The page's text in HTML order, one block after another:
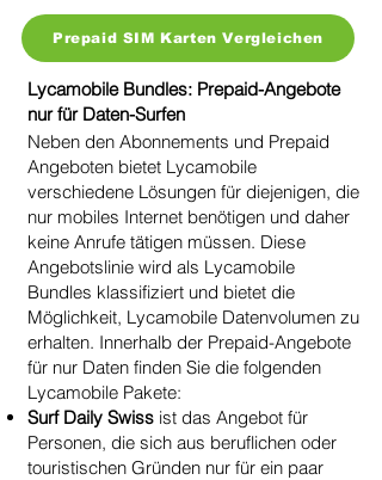
Prepaid SIM Karten Vergleichen
Lycamobile Bundles: Prepaid-Angebote
nur für Daten-Surfen
Neben den Abonnements und Prepaid
Angeboten bietet Lycamobile
verschiedene Lösungen für diejenigen, die
nur mobiles Internet benötigen und daher
keine Anrufe tätigen müssen. Diese
Angebotslinie wird als Lycamobile
Bundles klassifiziert und bietet die
Möglichkeit, Lycamobile Datenvolumen zu
erhalten. Innerhalb der Prepaid-Angebote
für nur Daten finden Sie die folgenden
Lycamobile Pakete:
Surf Daily Swiss ist das Angebot für
Personen, die sich aus beruflichen oder
touristischen Gründen nur für ein paar